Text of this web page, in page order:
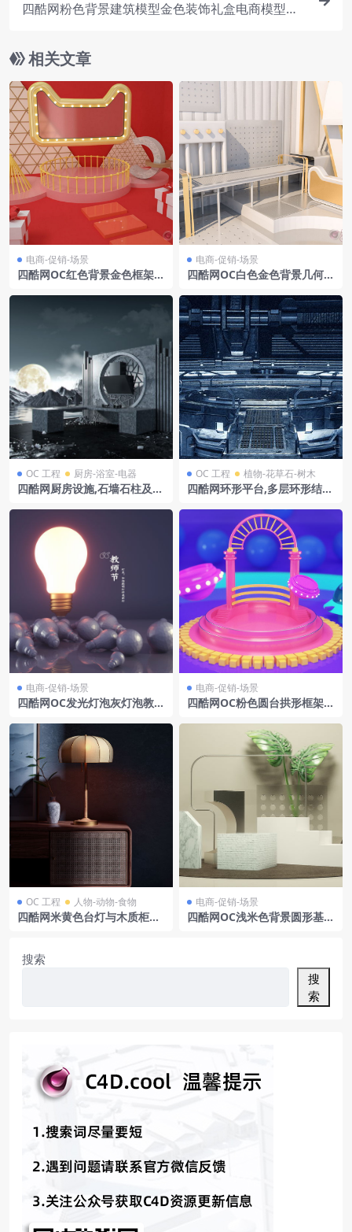
四酷网粉色背景建筑模型金色装饰礼盒电商模型工
相关文章
电商-促销-场景
四酷网OC红色背景金色框架圆
程
电商-促销-场景
四酷网OC白色金色背景几何结
OC 工程 厨房-浴室-电器
四酷网厨房设施,石墙石柱及山
OC 工程 植物-花草石-树木
四酷网环形平台,多层环形结构
电商-促销-场景
四酷网OC发光灯泡灰灯泡教师
电商-促销-场景
四酷网OC粉色圆台拱形框架飞
OC 工程 人物-动物-食物
四酷网米黄色台灯与木质柜子
电商-促销-场景
四酷网OC浅米色背景圆形基座
搜索
搜
索